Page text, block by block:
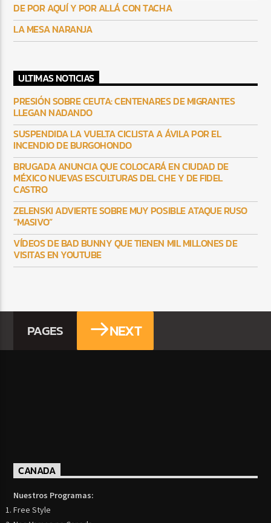
DE POR AQUÍ Y POR ALLÁ CON TACHA
LA MESA NARANJA
ULTIMAS NOTICIAS
PRESIÓN SOBRE CEUTA: CENTENARES DE MIGRANTES
LLEGAN NADANDO
SUSPENDIDA LA VUELTA CICLISTA A ÁVILA POR EL
INCENDIO DE BURGOHONDO
BRUGADA ANUNCIA QUE COLOCARÁ EN CIUDAD DE
MÉXICO NUEVAS ESCULTURAS DEL CHE Y DE FIDEL
CASTRO
ZELENSKI ADVIERTE SOBRE MUY POSIBLE ATAQUE RUSO
“MASIVO”
VÍDEOS DE BAD BUNNY QUE TIENEN MIL MILLONES DE
VISITAS EN YOUTUBE
PAGES NEXT
CANADA
Nuestros Programas:
Free Style